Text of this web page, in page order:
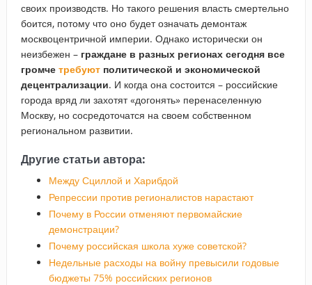
своих производств. Но такого решения власть смертельно
боится, потому что оно будет означать демонтаж
москвоцентричной империи. Однако исторически он
неизбежен – граждане в разных регионах сегодня все
громче требуютполитической и экономической
децентрализации. И когда она состоится – российские
города вряд ли захотят «догонять» перенаселенную
Москву, но сосредоточатся на своем собственном
региональном развитии.
Другие статьи автора:
Между Сциллой и Харибдой
Репрессии против регионалистов нарастают
Почему в России отменяют первомайские
демонстрации?
Почему российская школа хуже советской?
Недельные расходы на войну превысили годовые
бюджеты 75% российских регионов